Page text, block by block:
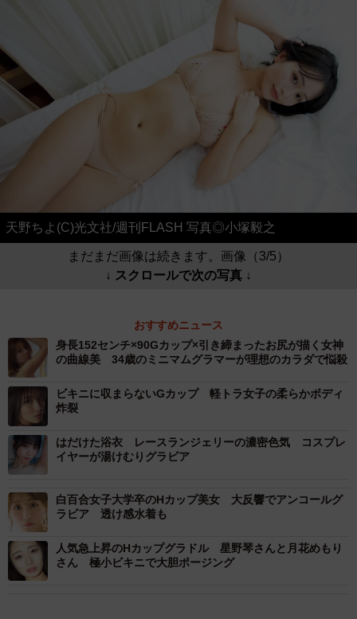
天野ちよ(C)光文社/週刊FLASH 写真◎小塚毅之
まだまだ画像は続きます。画像（3/5）
↓ スクロールで次の写真 ↓
おすすめニュース
身長152センチ×90Gカップ×引き締まったお尻が描く女神
の曲線美 34歳のミニマムグラマーが理想のカラダで悩殺
ビキニに収まらないGカップ 軽トラ女子の柔らかボディ
炸裂
はだけた浴衣 レースランジェリーの濃密色気 コスプレ
イヤーが湯けむりグラビア
白百合女子大学卒のHカップ美女 大反響でアンコールグ
ラビア 透け感水着も
人気急上昇のHカップグラドル 星野琴さんと月花めもり
さん 極小ビキニで大胆ポージング